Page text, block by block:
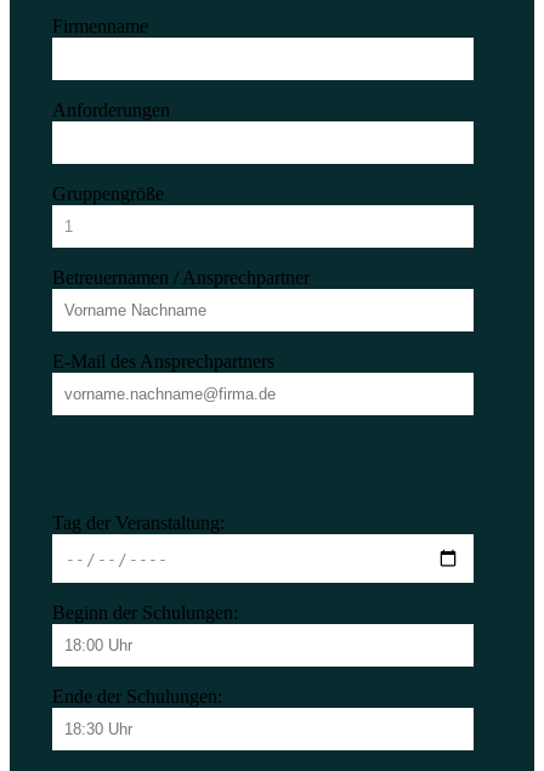
Firmenname
Anforderungen
Gruppengröße
Betreuernamen / Ansprechpartner
E-Mail des Ansprechpartners
Tag der Veranstaltung:
Beginn der Schulungen:
Ende der Schulungen: